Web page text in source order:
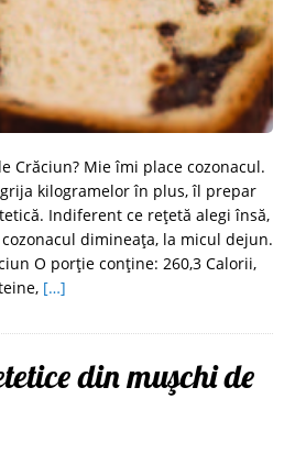
Crăciun? Mie îmi place cozonacul.
kilogramelor în plus, îl prepar
Indiferent ce rețetă alegi însă,
dimineața, la micul dejun.
O porție conține: 260,3 Calorii,
[…]
din muşchi de